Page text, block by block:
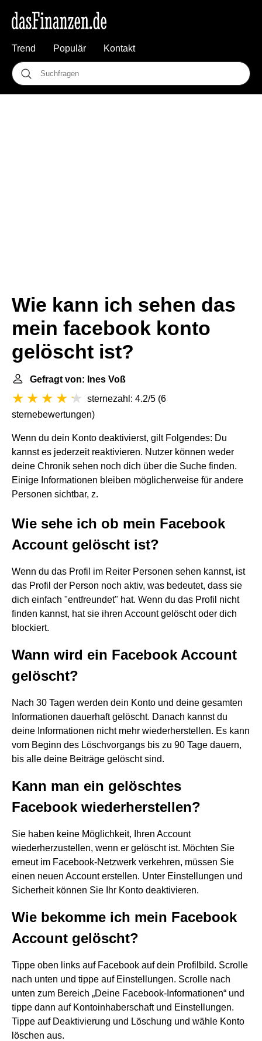
Trend Populär Kontakt
Wie kann ich sehen das
mein facebook konto
gelöscht ist?
Gefragt von: Ines Voß
sternezahl: 4.2/5 (6
sternebewertungen)
Wenn du dein Konto deaktivierst, gilt Folgendes: Du
kannst es jederzeit reaktivieren. Nutzer können weder
deine Chronik sehen noch dich über die Suche finden.
Einige Informationen bleiben möglicherweise für andere
Personen sichtbar, z.
Wie sehe ich ob mein Facebook
Account gelöscht ist?
Wenn du das Profil im Reiter Personen sehen kannst, ist
das Profil der Person noch aktiv, was bedeutet, dass sie
dich einfach "entfreundet" hat. Wenn du das Profil nicht
finden kannst, hat sie ihren Account gelöscht oder dich
blockiert.
Wann wird ein Facebook Account
gelöscht?
Nach 30 Tagen werden dein Konto und deine gesamten
Informationen dauerhaft gelöscht. Danach kannst du
deine Informationen nicht mehr wiederherstellen. Es kann
vom Beginn des Löschvorgangs bis zu 90 Tage dauern,
bis alle deine Beiträge gelöscht sind.
Kann man ein gelöschtes
Facebook wiederherstellen?
Sie haben keine Möglichkeit, Ihren Account
wiederherzustellen, wenn er gelöscht ist. Möchten Sie
erneut im Facebook-Netzwerk verkehren, müssen Sie
einen neuen Account erstellen. Unter Einstellungen und
Sicherheit können Sie Ihr Konto deaktivieren.
Wie bekomme ich mein Facebook
Account gelöscht?
Tippe oben links auf Facebook auf dein Profilbild. Scrolle
nach unten und tippe auf Einstellungen. Scrolle nach
unten zum Bereich „Deine Facebook-Informationen“ und
tippe dann auf Kontoinhaberschaft und Einstellungen.
Tippe auf Deaktivierung und Löschung und wähle Konto
löschen aus.